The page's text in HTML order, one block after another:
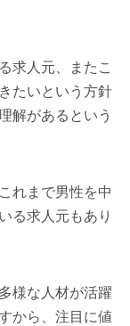
求人元、またこ
たいという方針
解があるという
れまで男性を中
る求人元もあり
様な人材が活躍
から、注目に値